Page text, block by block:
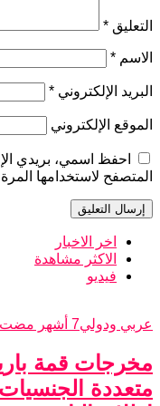
التعليق *
الاسم *
البريد الإلكتروني *
الموقع الإلكتروني
احفظ اسمي، بريدي
المتصفح لاستخدامها
اخر الاخبار
الاكثر مشاهدة
فيديو
عربي ودولي7 أشهر مضت
مخرجات قمة
متعددة